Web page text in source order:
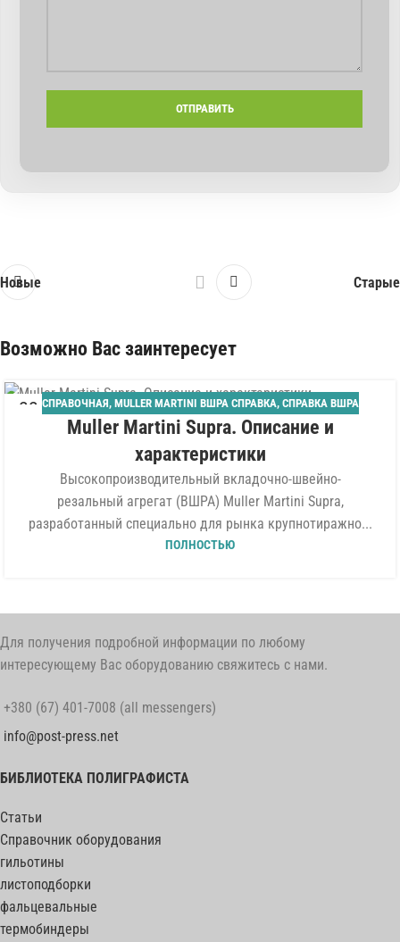
Новые Старые
Возможно Вас заинтересует
22 СПРАВОЧНАЯ, MULLER MARTINI ВШРА СПРАВКА, СПРАВКА ВШРА
Muller Martini Supra. Описание и
характеристики
Высокопроизводительный вкладочно-швейно-
резальный агрегат (ВШРА) Muller Martini Supra,
разработанный специально для рынка крупнотиражно...
ПОЛНОСТЬЮ
Для получения подробной информации по любому
интересующему Вас оборудованию свяжитесь с нами.
+380 (67) 401-7008 (all messengers)
info@post-press.net
БИБЛИОТЕКА ПОЛИГРАФИСТА
Статьи
Справочник оборудования
гильотины
листоподборки
фальцевальные
термобиндеры